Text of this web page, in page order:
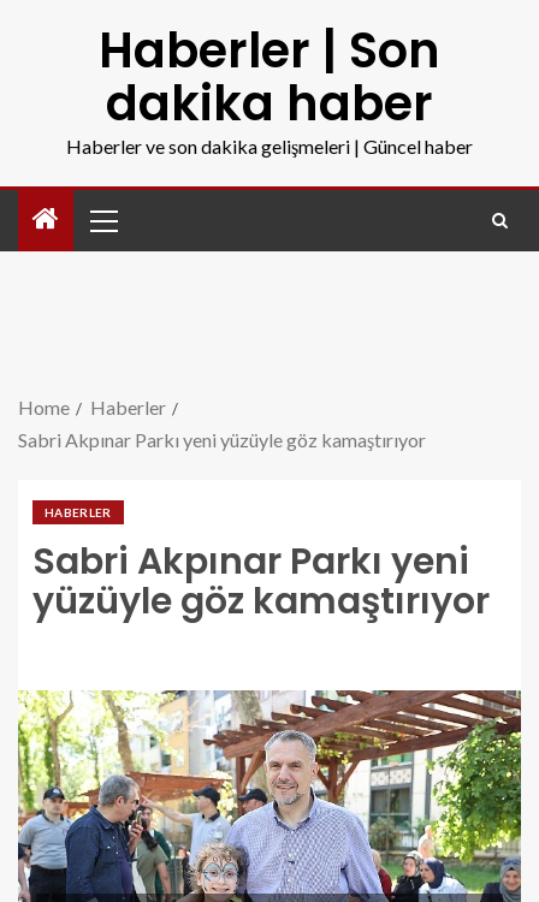
Haberler | Son
dakika haber
Haberler ve son dakika gelişmeleri | Güncel haber
Home
Haberler
Sabri Akpınar Parkı yeni yüzüyle göz kamaştırıyor
HABERLER
Sabri Akpınar Parkı yeni
yüzüyle göz kamaştırıyor